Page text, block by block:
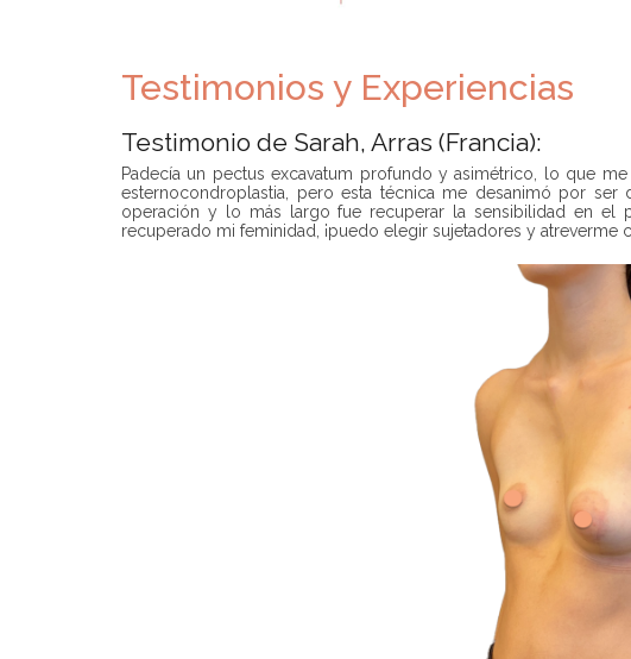
Testimonios y Experiencias
Testimonio de Sarah, Arras (Francia):
Padecía un pectus excavatum profundo y asimétrico, lo que
esternocondroplastia, pero esta técnica me desanimó por
operación y lo más largo fue recuperar la sensibilidad en el
recuperado mi feminidad, ¡puedo elegir sujetadores y